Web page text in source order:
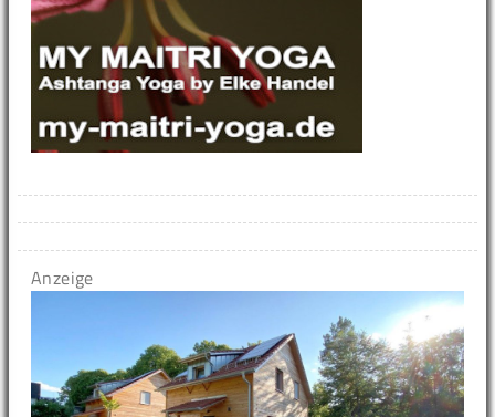
Anzeige